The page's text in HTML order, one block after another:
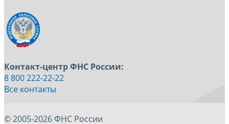
Контакт-центр ФНС России:
8 800 222-22-22
Все контакты
© 2005-2026 ФНС России